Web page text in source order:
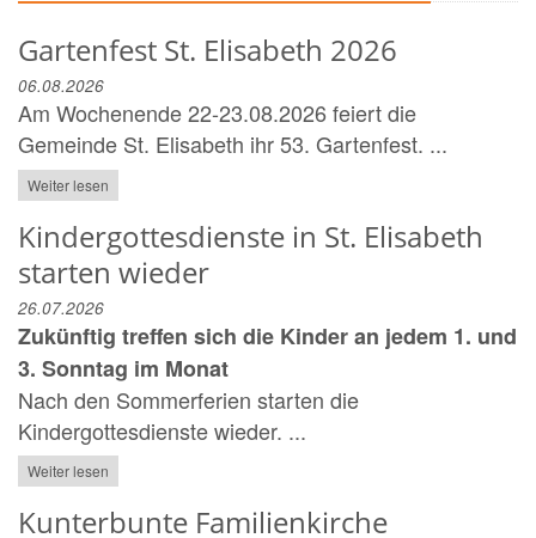
Gartenfest St. Elisabeth 2026
06.08.2026
Am Wochenende 22-23.08.2026 feiert die
Gemeinde St. Elisabeth ihr 53. Gartenfest. ...
Weiter lesen
Kindergottesdienste in St. Elisabeth
starten wieder
26.07.2026
Zukünftig treffen sich die Kinder an jedem 1. und
3. Sonntag im Monat
Nach den Sommerferien starten die
Kindergottesdienste wieder. ...
Weiter lesen
Kunterbunte Familienkirche